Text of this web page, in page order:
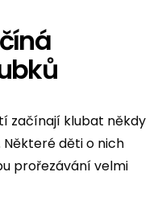
začínají klubat někdy
Některé děti o nich
prořezávání velmi